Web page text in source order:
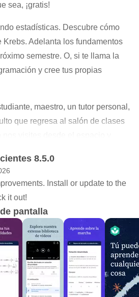
sea, ¡gratis!
estadísticas. Descubre cómo
Adelanta los fundamentos
semestre. O, si te llama la
y cree tus propias
maestro, un tutor personal,
que regresa al salón de clases
sobre la biología terrestre, la
está disponible y es gratuita.
gratis: cientos de ejercicios
al alcance de tus manos.
economía, finanzas, y
haz ejercicios, pruebas y
inmediata y pistas paso a
a lo que estás aprendiendo en la
propio paso.
estás desconectado: marca y
8.5.0
Install or update to the
it out!
pantalla